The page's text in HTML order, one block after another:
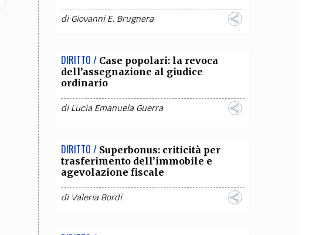
diGiovanni E. Brugnera
DIRITTO / Case popolari: la revoca
dell’assegnazione al giudice
ordinario
diLucia Emanuela Guerra
DIRITTO / Superbonus: criticità per
trasferimento dell’immobile e
agevolazione fiscale
di Valeria Bordi